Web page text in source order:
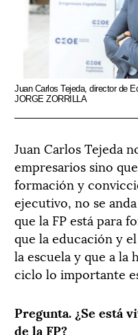
Juan Carlos Tejeda, director de
JORGE ZORRILLA
Juan Carlos Tejeda
empresarios sino
formación y
ejecutivo, no se
que la FP está para
que la educación y
la escuela y que a la
ciclo lo importante
Pregunta. ¿Se está
de la FP?